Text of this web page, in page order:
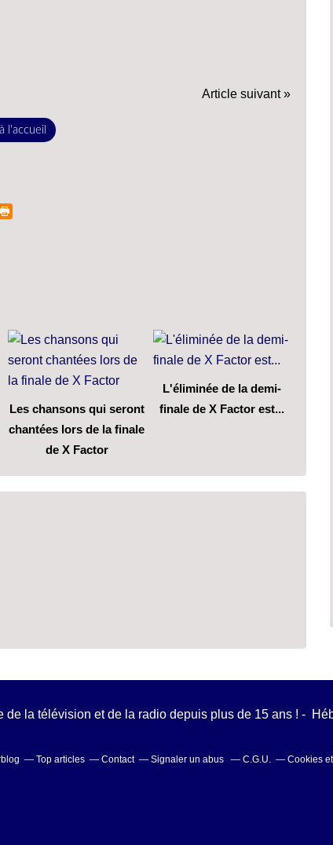
Article suivant »
l'accueil
Les chansons qui seront
chantées lors de la finale
de X Factor
L'éliminée de la demi-
finale de X Factor est...
de la télévision et de la radio depuis plus de 15 ans ! -
Top articles Contact Signaler un abus C.G.U. Cookies